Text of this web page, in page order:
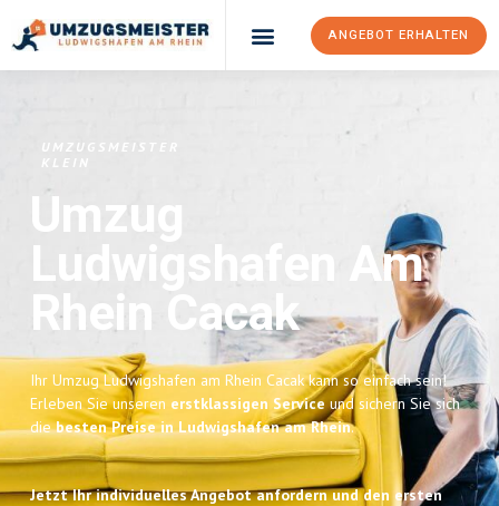
ANGEBOT ERHALTEN
UMZUGSMEISTER
KLEIN
Umzug
Ludwigshafen Am
Rhein Cacak
Ihr Umzug Ludwigshafen am Rhein Cacak kann so einfach sein!
Erleben Sie unseren erstklassigen Serviceund sichern Sie sich
diebesten Preise in Ludwigshafen am Rhein.
Jetzt Ihr individuelles Angebot anfordern und den ersten